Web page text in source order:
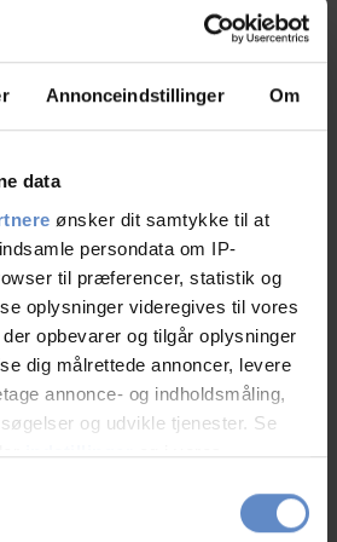
Annonceindstillinger Om
data
ønsker dit samtykke til at
persondata om IP-
til præferencer, statistik og
oplysninger videregives til vores
opbevarer og tilgår oplysninger
dig målrettede annoncer, levere
annonce- og indholdsmåling,
og udvikle tjenester. Se
indstillingerog i vores
fra vores
location with a great view for all types of
business. There are room for 50 guests in our
is also the possibility for accommodation
offer where we can talk more about the